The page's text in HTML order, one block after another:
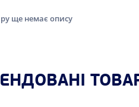
ще немає опису